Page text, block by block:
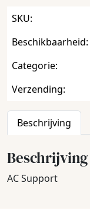
SKU:
Beschikbaarheid:
Categorie:
Verzending:
Beschrijving
Beschrijving
AC Support